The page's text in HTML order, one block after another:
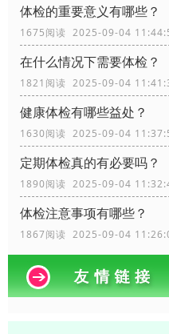
体检的重要意义有哪些？
1675阅读 2025-09-04
在什么情况下需要体检？
1821阅读 2025-09-04
健康体检有哪些益处？
1630阅读 2025-09-04
定期体检真的有必要吗？
1890阅读 2025-09-04
体检注意事项有哪些？
1867阅读 2025-09-04